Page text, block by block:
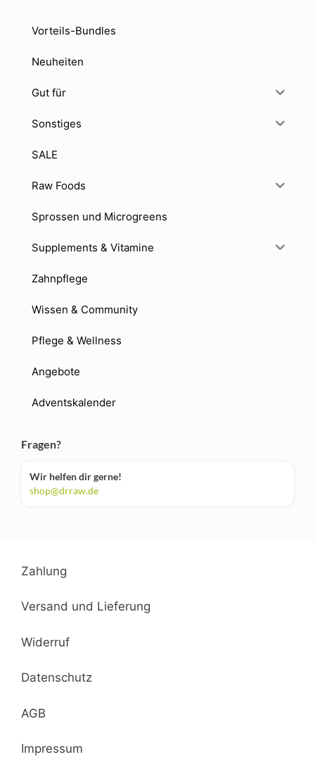
Vorteils-Bundles
Neuheiten
Gut für
Sonstiges
SALE
Raw Foods
Sprossen und Microgreens
Supplements & Vitamine
Zahnpflege
Wissen & Community
Pflege & Wellness
Angebote
Adventskalender
Fragen?
Wir helfen dir gerne!
shop@drraw.de
Zahlung
Versand und Lieferung
Widerruf
Datenschutz
AGB
Impressum